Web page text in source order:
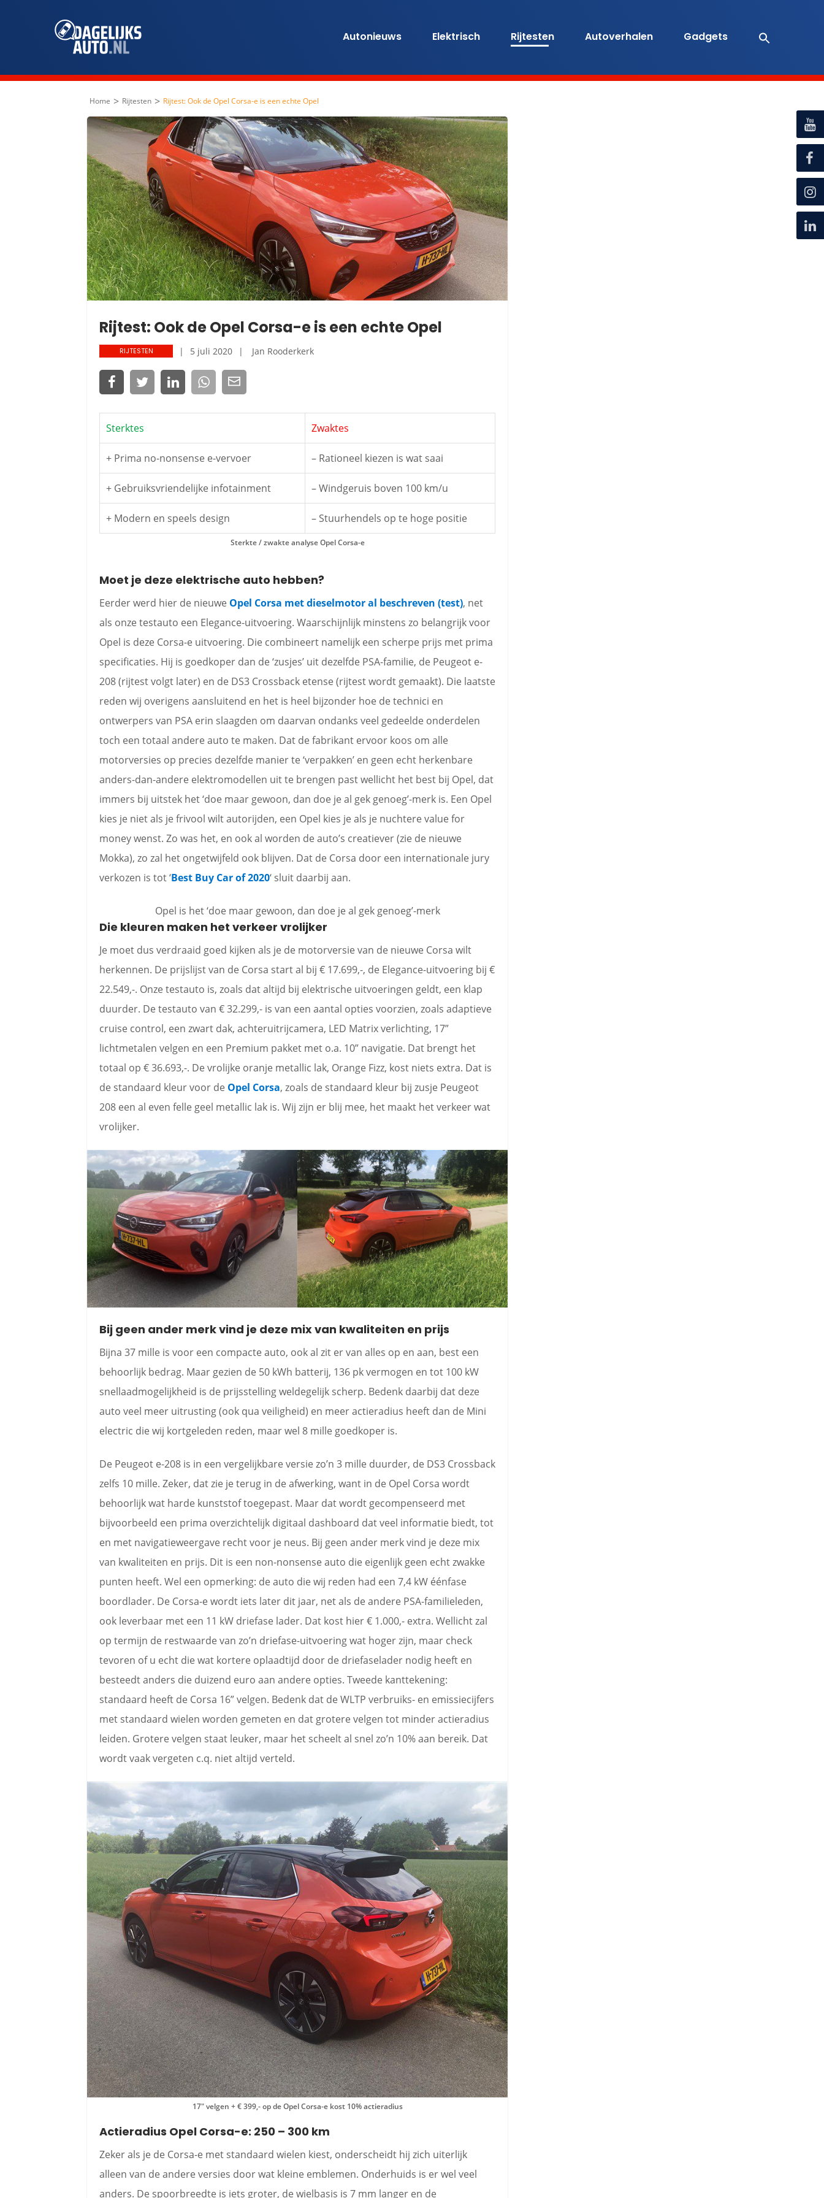
Autonieuws Elektrisch Rijtesten Autoverhalen Gadgets
Home > Rijtesten > Rijtest: Ook de Opel Corsa-e is een echte Opel
Rijtest: Ook de Opel Corsa-e is een echte Opel
RIJTESTEN 5 juli 2020 Jan Rooderkerk
Sterktes Zwaktes
+ Prima no-nonsense e-vervoer – Rationeel kiezen is wat saai
+ Gebruiksvriendelijke infotainment – Windgeruis boven 100 km/u
+ Modern en speels design – Stuurhendels op te hoge positie
Sterkte / zwakte analyse Opel Corsa-e
Moet je deze elektrische auto hebben?
Eerder werd hier de nieuwe Opel Corsa met dieselmotor al beschreven (test), net
als onze testauto een Elegance-uitvoering. Waarschijnlijk minstens zo belangrijk voor
Opel is deze Corsa-e uitvoering. Die combineert namelijk een scherpe prijs met prima
specificaties. Hij is goedkoper dan de ‘zusjes’ uit dezelfde PSA-familie, de Peugeot e-
208 (rijtest volgt later) en de DS3 Crossback etense (rijtest wordt gemaakt). Die laatste
reden wij overigens aansluitend en het is heel bijzonder hoe de technici en
ontwerpers van PSA erin slaagden om daarvan ondanks veel gedeelde onderdelen
toch een totaal andere auto te maken. Dat de fabrikant ervoor koos om alle
motorversies op precies dezelfde manier te ‘verpakken’ en geen echt herkenbare
anders-dan-andere elektromodellen uit te brengen past wellicht het best bij Opel, dat
immers bij uitstek het ‘doe maar gewoon, dan doe je al gek genoeg’-merk is. Een Opel
kies je niet als je frivool wilt autorijden, een Opel kies je als je nuchtere value for
money wenst. Zo was het, en ook al worden de auto’s creatiever (zie de nieuwe
Mokka), zo zal het ongetwijfeld ook blijven. Dat de Corsa door een internationale jury
verkozen is tot ‘Best Buy Car of 2020‘ sluit daarbij aan.
Opel is het ‘doe maar gewoon, dan doe je al gek genoeg’-merk
Die kleuren maken het verkeer vrolijker
Je moet dus verdraaid goed kijken als je de motorversie van de nieuwe Corsa wilt
herkennen. De prijslijst van de Corsa start al bij € 17.699,-, de Elegance-uitvoering bij €
22.549,-. Onze testauto is, zoals dat altijd bij elektrische uitvoeringen geldt, een klap
duurder. De testauto van € 32.299,- is van een aantal opties voorzien, zoals adaptieve
cruise control, een zwart dak, achteruitrijcamera, LED Matrix verlichting, 17”
lichtmetalen velgen en een Premium pakket met o.a. 10” navigatie. Dat brengt het
totaal op € 36.693,-. De vrolijke oranje metallic lak, Orange Fizz, kost niets extra. Dat is
de standaard kleur voor de Opel Corsa, zoals de standaard kleur bij zusje Peugeot
208 een al even felle geel metallic lak is. Wij zijn er blij mee, het maakt het verkeer wat
vrolijker.
Bij geen ander merk vind je deze mix van kwaliteiten en prijs
Bijna 37 mille is voor een compacte auto, ook al zit er van alles op en aan, best een
behoorlijk bedrag. Maar gezien de 50 kWh batterij, 136 pk vermogen en tot 100 kW
snellaadmogelijkheid is de prijsstelling weldegelijk scherp. Bedenk daarbij dat deze
auto veel meer uitrusting (ook qua veiligheid) en meer actieradius heeft dan de Mini
electric die wij kortgeleden reden, maar wel 8 mille goedkoper is.
De Peugeot e-208 is in een vergelijkbare versie zo’n 3 mille duurder, de DS3 Crossback
zelfs 10 mille. Zeker, dat zie je terug in de afwerking, want in de Opel Corsa wordt
behoorlijk wat harde kunststof toegepast. Maar dat wordt gecompenseerd met
bijvoorbeeld een prima overzichtelijk digitaal dashboard dat veel informatie biedt, tot
en met navigatieweergave recht voor je neus. Bij geen ander merk vind je deze mix
van kwaliteiten en prijs. Dit is een non-nonsense auto die eigenlijk geen echt zwakke
punten heeft. Wel een opmerking: de auto die wij reden had een 7,4 kW éénfase
boordlader. De Corsa-e wordt iets later dit jaar, net als de andere PSA-familieleden,
ook leverbaar met een 11 kW driefase lader. Dat kost hier € 1.000,- extra. Wellicht zal
op termijn de restwaarde van zo’n driefase-uitvoering wat hoger zijn, maar check
tevoren of u echt die wat kortere oplaadtijd door de driefaselader nodig heeft en
besteedt anders die duizend euro aan andere opties. Tweede kanttekening:
standaard heeft de Corsa 16” velgen. Bedenk dat de WLTP verbruiks- en emissiecijfers
met standaard wielen worden gemeten en dat grotere velgen tot minder actieradius
leiden. Grotere velgen staat leuker, maar het scheelt al snel zo’n 10% aan bereik. Dat
wordt vaak vergeten c.q. niet altijd verteld.
17″ velgen + € 399,- op de Opel Corsa-e kost 10% actieradius
Actieradius Opel Corsa-e: 250 – 300 km
Zeker als je de Corsa-e met standaard wielen kiest, onderscheidt hij zich uiterlijk
alleen van de andere versies door wat kleine emblemen. Onderhuids is er wel veel
anders. De spoorbreedte is iets groter, de wielbasis is 7 mm langer en de